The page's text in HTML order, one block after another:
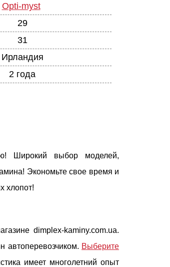
Opti-myst
29
31
Ирландия
2 года
Широкий выбор моделей,
Экономьте свое время и
хлопот!
dimplex-kaminy.com.ua.
автоперевозчиком. Выберите
имеет многолетний опыт